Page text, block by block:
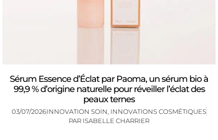
Sérum Essence d’Éclat par Paoma, un sérum bio à
99,9 % d’origine naturelle pour réveiller l’éclat des
peaux ternes
03/07/2026INNOVATION SOIN, INNOVATIONS COSMÉTIQUES
PAR ISABELLE CHARRIER